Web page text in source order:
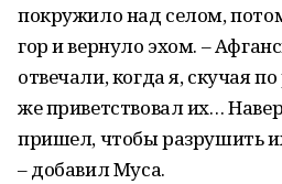
покружило над селом,
гор и вернуло эхом. –
отвечали, когда я, скучая
же приветствовал их…
пришел, чтобы разрушить
– добавил Муса.